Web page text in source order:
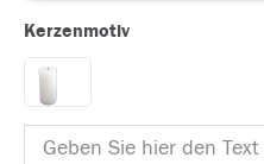
Kerzenmotiv